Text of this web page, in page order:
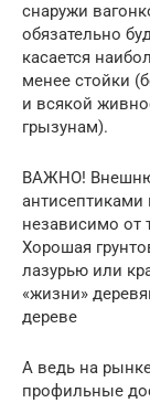
снаружи
обязательно
касается
менее стойки
и всякой
грызунам).
ВАЖНО!
независимо от
Хорошая
лазурью или
«жизни»
дереве
А ведь на
профильные